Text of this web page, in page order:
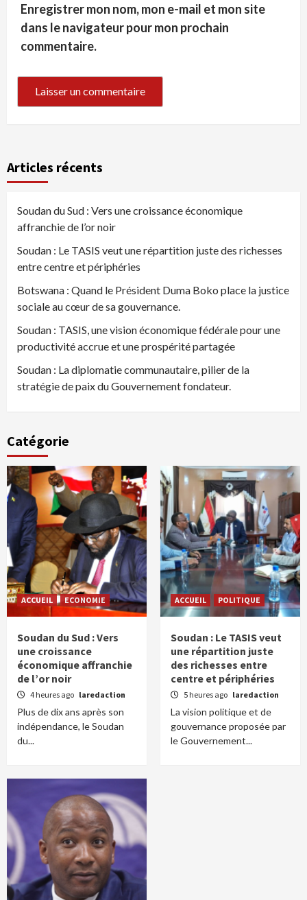
Enregistrer mon nom, mon e-mail et mon site
dans le navigateur pour mon prochain
commentaire.
Articles récents
Soudan du Sud : Vers une croissance économique
affranchie de l’or noir
Soudan : Le TASIS veut une répartition juste des richesses
entre centre et périphéries
Botswana : Quand le Président Duma Boko place la justice
sociale au cœur de sa gouvernance.
Soudan : TASIS, une vision économique fédérale pour une
productivité accrue et une prospérité partagée
Soudan : La diplomatie communautaire, pilier de la
stratégie de paix du Gouvernement fondateur.
Catégorie
ACCUEIL ECONOMIE
Soudan du Sud : Vers
une croissance
économique affranchie
de l’or noir
4 heures ago laredaction
Plus de dix ans après son
indépendance, le Soudan
du...
ACCUEIL POLITIQUE
Soudan : Le TASIS veut
une répartition juste
des richesses entre
centre et périphéries
5 heures ago laredaction
La vision politique et de
gouvernance proposée par
le Gouvernement...